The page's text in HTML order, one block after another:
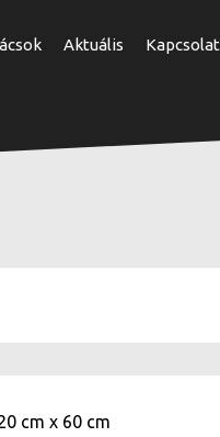
Aktuális Kapcsolat
cm x 60 cm